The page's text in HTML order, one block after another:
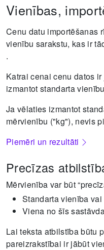
Vienības,
Cenu datu importēšanas
vienību sarakstu, kas ir
.
Katrai cenai cenu datos
izmantot standarta
Ja vēlaties izmantot
mērvienību ("kg"), nevis
Piemēri un rezultāti
Precīzas
Mērvienība var būt
Standarta vienība vai
Viena no šīs
Lai teksta atbilstība būtu
pareizrakstībai ir jābūt